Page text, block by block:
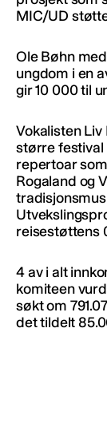
MIC/UD
Ole Bøhn
ungdom i en
gir 10 000 til
Vokalisten
større festival
repertoar
Rogaland og
reisestøttens
4 av i alt
komiteen
søkt om
det tildelt